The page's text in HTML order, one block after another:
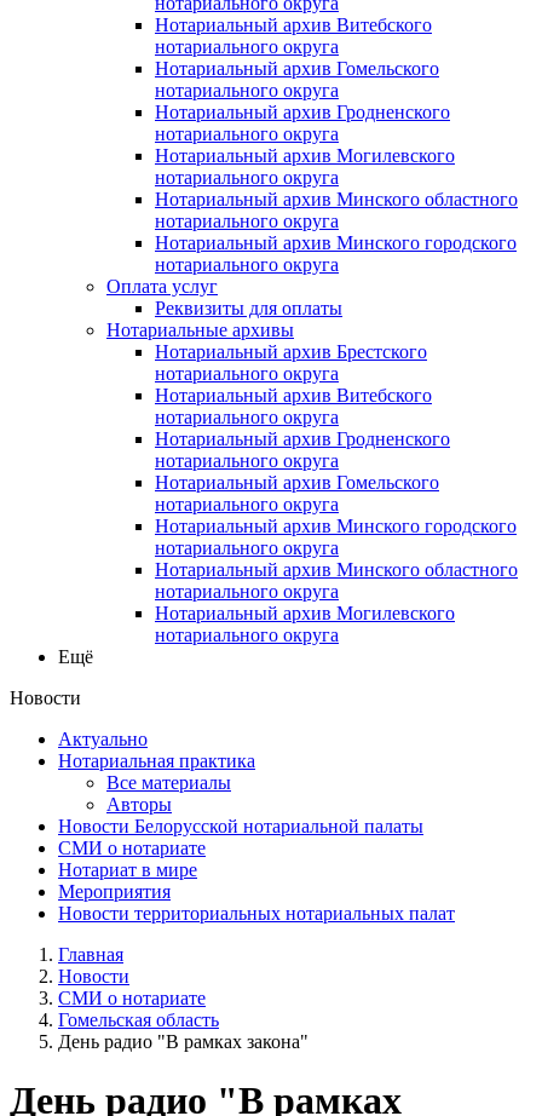
Нотариальный архив Витебского
нотариального округа
Нотариальный архив Гомельского
нотариального округа
Нотариальный архив Гродненского
нотариального округа
Нотариальный архив Могилевского
нотариального округа
Нотариальный архив Минского областного
нотариального округа
Нотариальный архив Минского городского
нотариального округа
Оплата услуг
Реквизиты для оплаты
Нотариальные архивы
Нотариальный архив Брестского
нотариального округа
Нотариальный архив Витебского
нотариального округа
Нотариальный архив Гродненского
нотариального округа
Нотариальный архив Гомельского
нотариального округа
Нотариальный архив Минского городского
нотариального округа
Нотариальный архив Минского областного
нотариального округа
Нотариальный архив Могилевского
нотариального округа
Ещё
Новости
Актуально
Нотариальная практика
Все материалы
Авторы
Новости Белорусской нотариальной палаты
СМИ о нотариате
Нотариат в мире
Мероприятия
Новости территориальных нотариальных палат
Главная
Новости
СМИ о нотариате
Гомельская область
День радио "В рамках закона"
День радио "В рамках